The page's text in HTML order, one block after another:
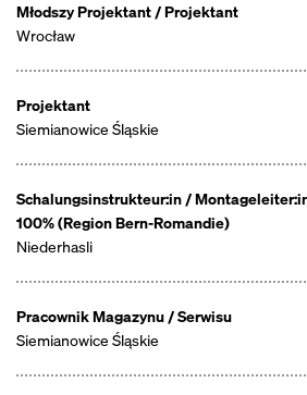
Młodszy Projektant / Projektant
Wrocław
Projektant
Siemianowice Śląskie
Schalungsinstrukteur:in /
100% (Region Bern-Romandie)
Niederhasli
Pracownik Magazynu / Serwisu
Siemianowice Śląskie